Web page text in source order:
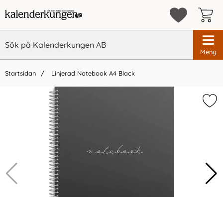
Meny
Startsidan Linjerad Notebook A4 Black
Vi rekommenderar